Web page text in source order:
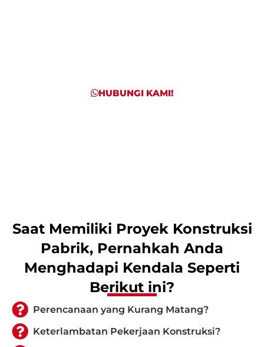
HUBUNGI KAMI!
Saat Memiliki Proyek Konstruksi
Pabrik, Pernahkah Anda
Menghadapi Kendala Seperti
Berikut ini?
Perencanaan yang Kurang Matang?
Keterlambatan Pekerjaan Konstruksi?